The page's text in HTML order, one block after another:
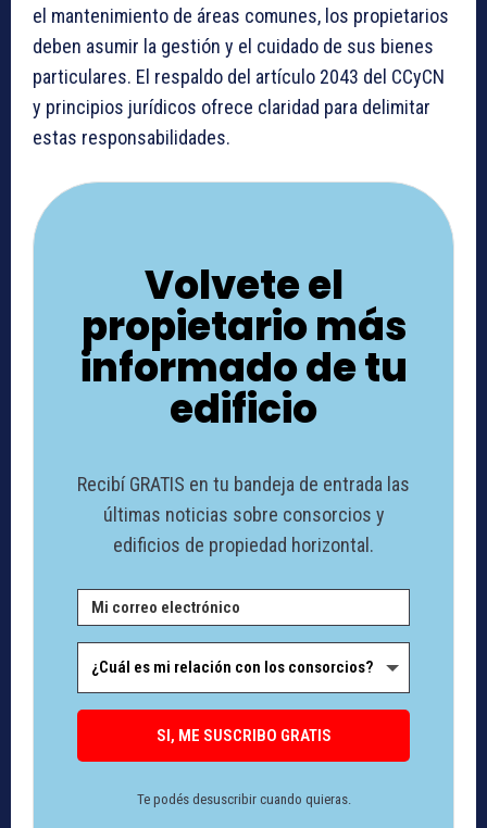
el mantenimiento de áreas comunes, los propietarios
deben asumir la gestión y el cuidado de sus bienes
particulares. El respaldo del artículo 2043 del CCyCN
y principios jurídicos ofrece claridad para delimitar
estas responsabilidades.
Volvete el
propietario más
informado de tu
edificio
Recibí GRATIS en tu bandeja de entrada las
últimas noticias sobre consorcios y
edificios de propiedad horizontal.
SI, ME SUSCRIBO GRATIS
Te podés desuscribir cuando quieras.